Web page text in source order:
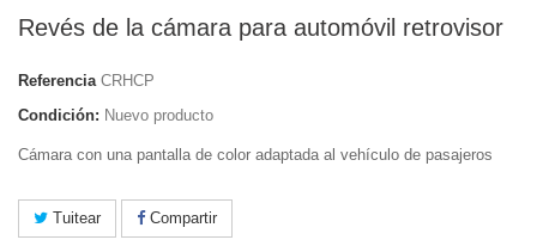
Revés de la cámara para automóvil retrovisor
Referencia CRHCP
Condición: Nuevo producto
Cámara con una pantalla de color adaptada al vehículo de pasajeros
Tuitear Compartir